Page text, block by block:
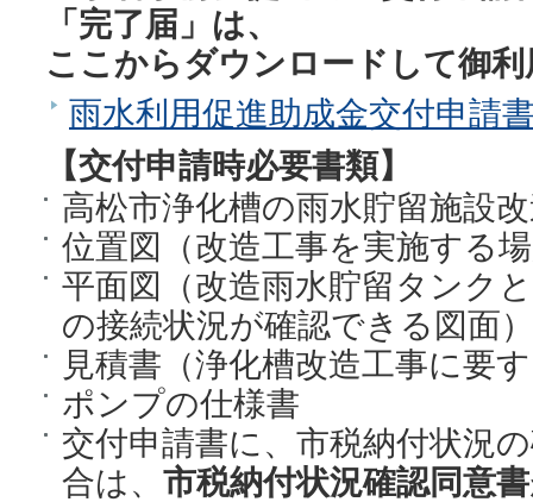
「完了届」は、
ここからダウンロードして御
雨水利用促進助成金交付申請
【交付申請時必要書類】
高松市浄化槽の雨水貯留施設
位置図（改造工事を実施する
平面図（改造雨水貯留タンク
の接続状況が確認できる図面）
見積書（浄化槽改造工事に要
ポンプの仕様書
交付申請書に、市税納付状況
合は、 市税納付状況確認同意書